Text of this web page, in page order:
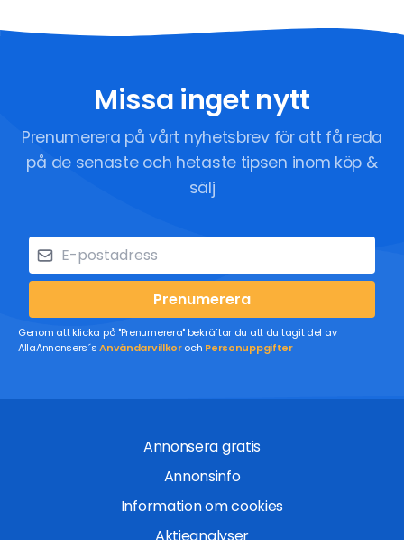
Missa inget nytt
Prenumerera på vårt nyhetsbrev för att få reda
på de senaste och hetaste tipsen inom köp &
sälj
Prenumerera
Genom att klicka på "Prenumerera" bekräftar du att du tagit del av
AllaAnnonsers´sAnvändarvillkoroch Personuppgifter
Annonsera gratis
Annonsinfo
Information om cookies